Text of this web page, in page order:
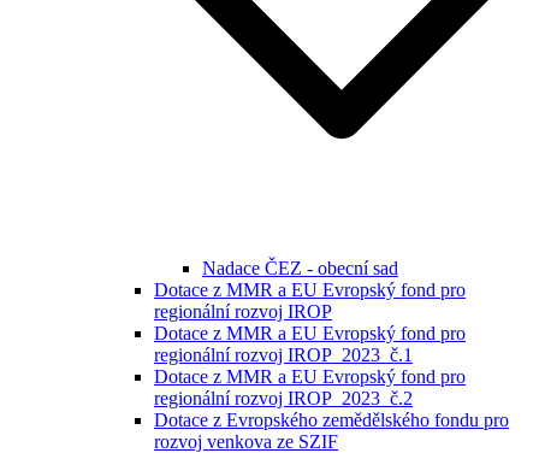
Nadace ČEZ - obecní sad
Dotace z MMR a EU Evropský fond pro
regionální rozvoj IROP
Dotace z MMR a EU Evropský fond pro
regionální rozvoj IROP_2023_č.1
Dotace z MMR a EU Evropský fond pro
regionální rozvoj IROP_2023_č.2
Dotace z Evropského zemědělského fondu pro
rozvoj venkova ze SZIF